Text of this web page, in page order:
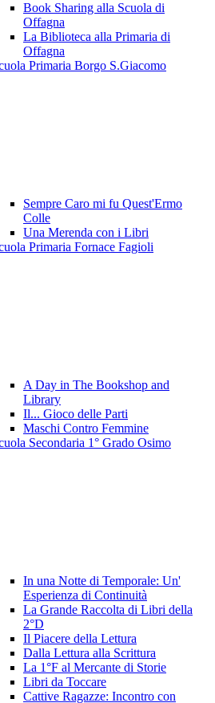
Book Sharing alla Scuola di
Offagna
La Biblioteca alla Primaria di
Offagna
Primaria Borgo S.Giacomo
Sempre Caro mi fu Quest'Ermo
Colle
Una Merenda con i Libri
Primaria Fornace Fagioli
A Day in The Bookshop and
Library
Il... Gioco delle Parti
Maschi Contro Femmine
Secondaria 1° Grado Osimo
In una Notte di Temporale: Un'
Esperienza di Continuità
La Grande Raccolta di Libri della
2°D
Il Piacere della Lettura
Dalla Lettura alla Scrittura
La 1°F al Mercante di Storie
Libri da Toccare
Cattive Ragazze: Incontro con